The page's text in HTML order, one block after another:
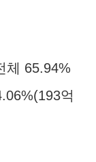
체 65.94%
억